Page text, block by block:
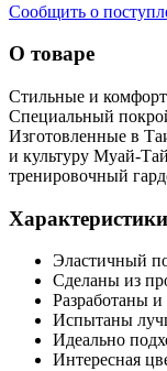
Сообщить о
О товаре
Стильные и
Специальный
Изготовленные в
и культуру Муай-
тренировочный
Эластичный
Сделаны из
Разработаны
Испытаны
Идеально
Интересная